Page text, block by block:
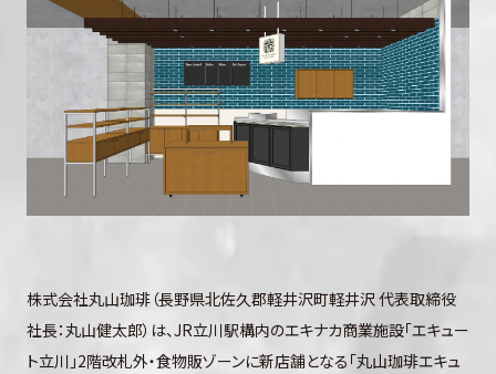
株式会社丸⼭珈琲（⻑野県北佐久郡軽井沢町軽井沢 代表取締役
社長：丸⼭健太郎）は、JR立川駅構内のエキナカ商業施設「エキュー
ト立川」2階改札外・食物販ゾーンに新店舗となる「丸山珈琲エキュ